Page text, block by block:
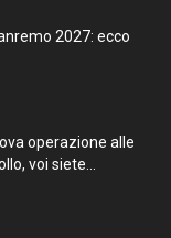
2027: ecco
operazione alle
voi siete...